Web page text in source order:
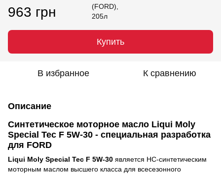
963 грн
Купить
В избранное К сравнению
Описание
Синтетическое моторное масло Liqui Moly
Special Tec F 5W-30 - специальная разработка
для FORD
Liqui Moly Special Tec F 5W-30 является НС-синтетическим
моторным маслом высшего класса для всесезонного